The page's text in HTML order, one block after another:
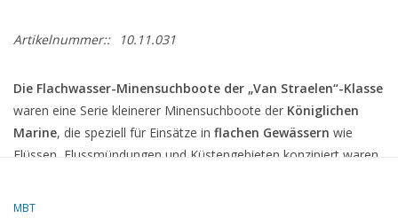
Artikelnummer:: 10.11.031
Die Flachwasser-Minensuchboote der „Van Straelen“-Klasse
waren eine Serie kleinerer Minensuchboote der Königlichen
Marine, die speziell für Einsätze in flachen Gewässern wie
Flüssen, Flussmündungen und Küstengebieten konzipiert waren.
MBT